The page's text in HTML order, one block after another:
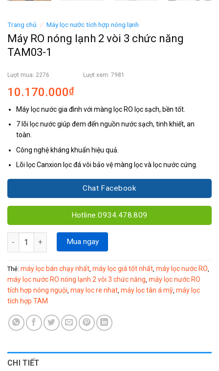
Trang chủ / Máy lọc nước tích hợp nóng lạnh
Máy RO nóng lạnh 2 vòi 3 chức năng
TAM03-1
Lượt mua: 2276 Lượt xem: 7981
10.170.000₫
Máy lọc nước gia đình với màng lọc RO lọc sạch, bền tốt.
7 lõi lọc nước giúp đem đến nguồn nước sạch, tinh khiết, an
toàn.
Công nghệ kháng khuẩn hiệu quả.
Lõi lọc Canxion lọc đá vôi bảo vệ màng lọc và lọc nước cứng.
Chat Facebook
Hotline:0934.478.809
Máy RO nóng lạnh 2 vòi 3 chức năng TAM03-1 số lượng
Mua ngay
Thẻ: máy lọc bán chạy nhất máy lọc giá tốt nhất máy lọc nước RO
máy lọc nước RO nóng lạnh 2 vòi 3 chức năng máy lọc nước RO
tích hợp nóng nguội may loc re nhat máy lọc tân á mỹ máy lọc
tích hợp TAM
CHI TIẾT